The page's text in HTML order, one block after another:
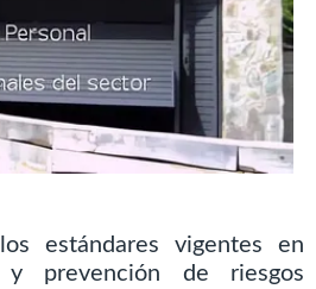
estándares vigentes en
y prevención de riesgos